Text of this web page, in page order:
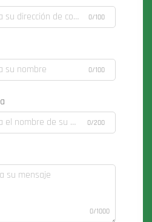
0/100
0/100
0/200
0/1000